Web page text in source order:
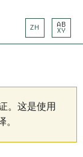
ZH
AB
XY
。这是使用
。